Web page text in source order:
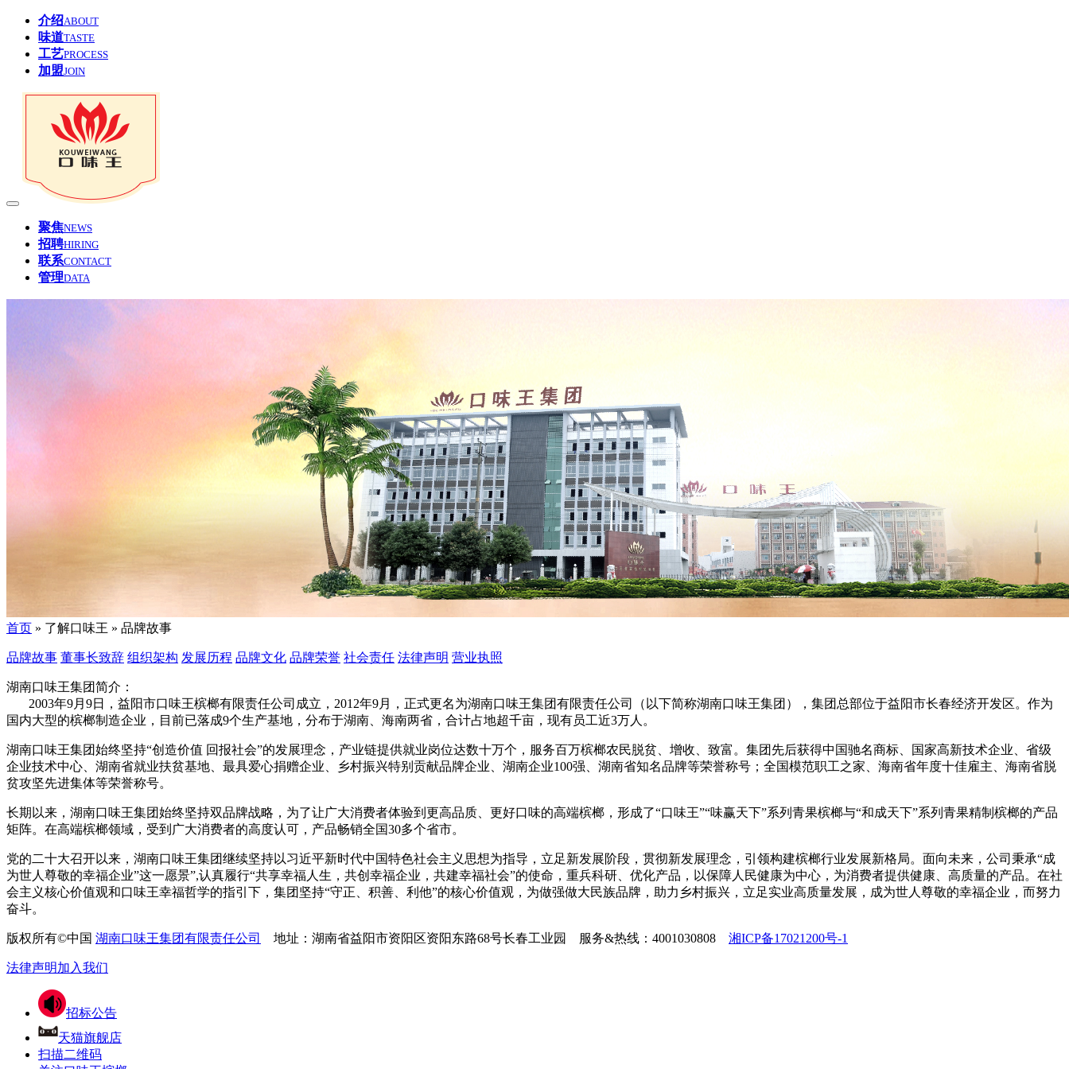
介绍ABOUT
味道TASTE
工艺PROCESS
加盟JOIN
聚焦NEWS
招聘HIRING
联系CONTACT
管理DATA
首页 » 了解口味王 » 品牌故事
品牌故事 董事长致辞 组织架构 发展历程 品牌文化 品牌荣誉 社会责任 法律声明 营业执照
湖南口味王集团简介：
2003年9月9日，益阳市口味王槟榔有限责任公司成立，2012年9月，正式更名为湖南口味王集团有限责任公司（以下简称湖南口味王集团），集团总部位于益阳市长春经济开发区。作为
国内大型的槟榔制造企业，目前已落成9个生产基地，分布于湖南、海南两省，合计占地超千亩，现有员工近3万人。
湖南口味王集团始终坚持“创造价值 回报社会”的发展理念，产业链提供就业岗位达数十万个，服务百万槟榔农民脱贫、增收、致富。集团先后获得中国驰名商标、国家高新技术企业、省级
企业技术中心、湖南省就业扶贫基地、最具爱心捐赠企业、乡村振兴特别贡献品牌企业、湖南企业100强、湖南省知名品牌等荣誉称号；全国模范职工之家、海南省年度十佳雇主、海南省脱
贫攻坚先进集体等荣誉称号。
长期以来，湖南口味王集团始终坚持双品牌战略，为了让广大消费者体验到更高品质、更好口味的高端槟榔，形成了“口味王”“味赢天下”系列青果槟榔与“和成天下”系列青果精制槟榔的产品
矩阵。在高端槟榔领域，受到广大消费者的高度认可，产品畅销全国30多个省市。
党的二十大召开以来，湖南口味王集团继续坚持以习近平新时代中国特色社会主义思想为指导，立足新发展阶段，贯彻新发展理念，引领构建槟榔行业发展新格局。面向未来，公司秉承“成
为世人尊敬的幸福企业”这一愿景”,认真履行“共享幸福人生，共创幸福企业，共建幸福社会”的使命，重兵科研、优化产品，以保障人民健康为中心，为消费者提供健康、高质量的产品。在社
会主义核心价值观和口味王幸福哲学的指引下，集团坚持“守正、积善、利他”的核心价值观，为做强做大民族品牌，助力乡村振兴，立足实业高质量发展，成为世人尊敬的幸福企业，而努力
奋斗。
版权所有©中国 湖南口味王集团有限责任公司 地址：湖南省益阳市资阳区资阳东路68号长春工业园 服务&热线：4001030808 湘ICP备17021200号-1
法律声明加入我们
招标公告
天猫旗舰店
扫描二维码